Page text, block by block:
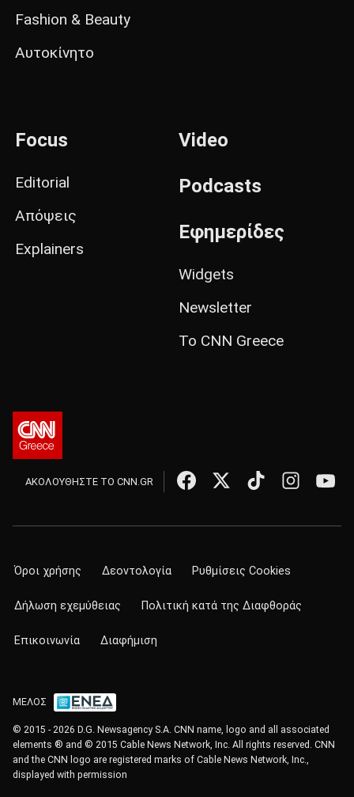
Fashion & Beauty
Αυτοκίνητο
Focus
Editorial
Απόψεις
Explainers
Video
Podcasts
Εφημερίδες
Widgets
Newsletter
Το CNN Greece
ΑΚΟΛΟΥΘΗΣΤΕ ΤΟ CNN.GR
Όροι χρήσης Δεοντολογία Ρυθμίσεις Cookies
Δήλωση εχεμύθειας Πολιτική κατά της Διαφθοράς
Επικοινωνία Διαφήμιση
ΜΕΛΟΣ
© 2015 - 2026 D.G. Newsagency S.A. CNN name, logo and all associated
elements ® and © 2015 Cable News Network, Inc. All rights reserved. CNN
and the CNN logo are registered marks of Cable News Network, Inc.,
displayed with permission